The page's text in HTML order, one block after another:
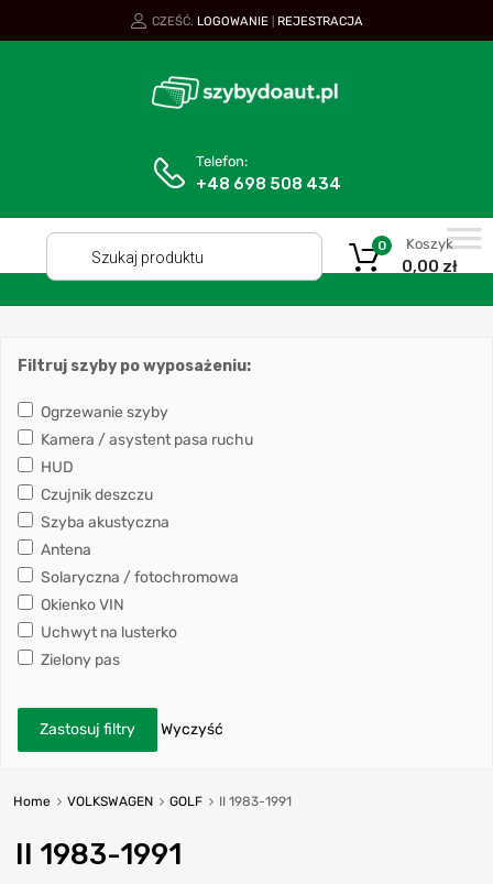
CZEŚĆ. LOGOWANIE REJESTRACJA
Telefon:
+48 698 508 434
Koszyk
0,00 zł
0
Filtruj szyby po wyposażeniu:
Ogrzewanie szyby
Kamera / asystent pasa ruchu
HUD
Czujnik deszczu
Szyba akustyczna
Antena
Solaryczna / fotochromowa
Okienko VIN
Uchwyt na lusterko
Zielony pas
Zastosuj filtry Wyczyść
Home VOLKSWAGEN GOLF II 1983-1991
II 1983-1991